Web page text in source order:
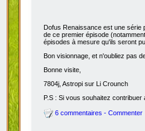
Dofus Renaissance est une série
de ce premier épisode
épisodes à mesure qu'ils seront
Bon visionnage, et n'oubliez pas
Bonne visite,
7804j, Astropi sur Li Crounch
P.S : Si vous souhaitez
6 commentaires - Commenter